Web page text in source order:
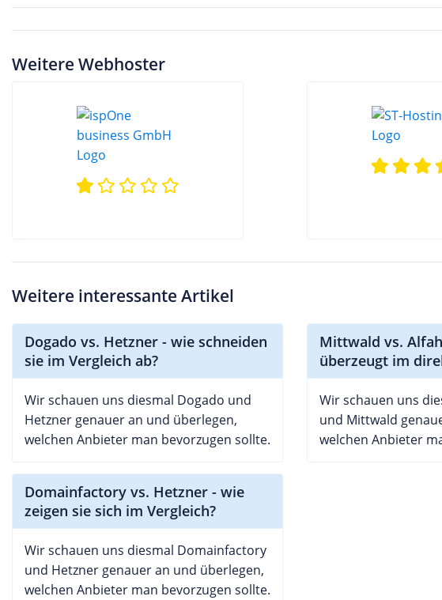
Weitere Webhoster
Weitere interessante Artikel
Dogado vs. Hetzner - wie schneiden
sie im Vergleich ab?
Wir schauen uns diesmal Dogado und
Hetzner genauer an und überlegen,
welchen Anbieter man bevorzugen sollte.
Mittwald vs.
überzeugt im
Wir schauen uns
und Mittwald
welchen Anbieter
Domainfactory vs. Hetzner - wie
zeigen sie sich im Vergleich?
Wir schauen uns diesmal Domainfactory
und Hetzner genauer an und überlegen,
welchen Anbieter man bevorzugen sollte.